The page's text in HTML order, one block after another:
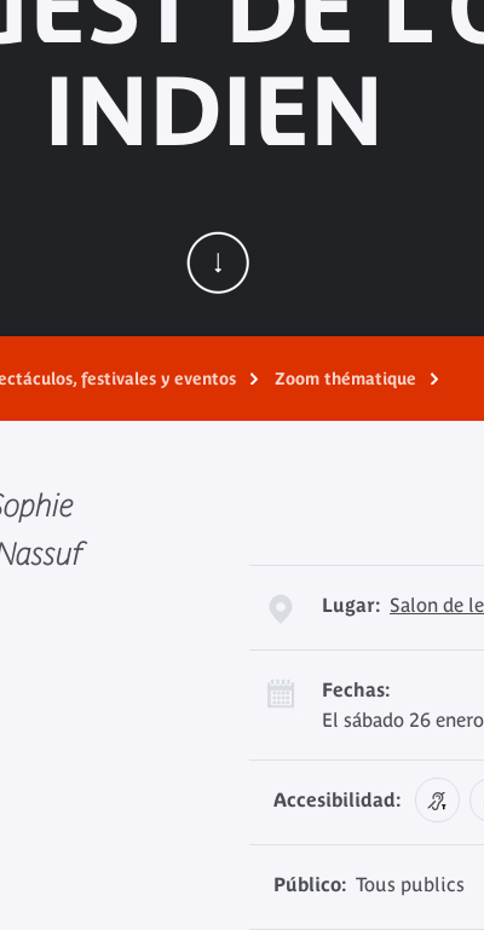
INDIEN
festivales y eventos Zoom thématique
Lugar: Salon de
Fechas:
El sábado 26
Accesibilidad:
Público: Tous publics